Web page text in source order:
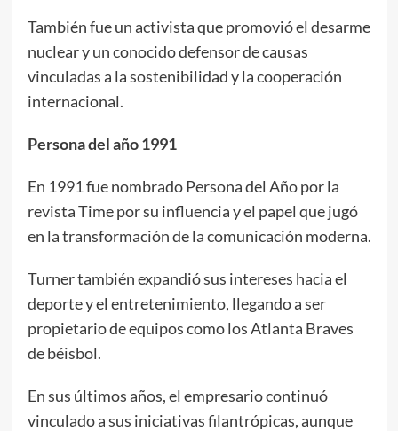
También fue un activista que promovió el desarme
nuclear y un conocido defensor de causas
vinculadas a la sostenibilidad y la cooperación
internacional.
Persona del año 1991
En 1991 fue nombrado Persona del Año por la
revista Time por su influencia y el papel que jugó
en la transformación de la comunicación moderna.
Turner también expandió sus intereses hacia el
deporte y el entretenimiento, llegando a ser
propietario de equipos como los Atlanta Braves
de béisbol.
En sus últimos años, el empresario continuó
vinculado a sus iniciativas filantrópicas, aunque